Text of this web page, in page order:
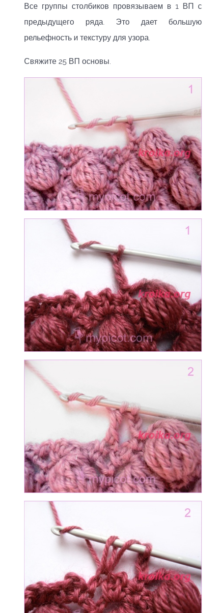
Все группы столбиков провязываем в 1 ВП с
предыдущего ряда. Это дает большую
рельефность и текстуру для узора.
Свяжите 25 ВП основы.